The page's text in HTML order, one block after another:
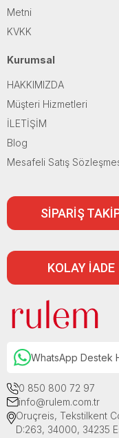
Metni
KVKK
Kurumsal
HAKKIMIZDA
Müşteri Hizmetleri
İLETİŞİM
Blog
Mesafeli Satış
SİPARİŞ
KOLAY İADE
WhatsApp Destek
0 850 800 72 97
info@rulem.com.tr
Oruçreis, Tekstilkent
D:263, 34000, 34235